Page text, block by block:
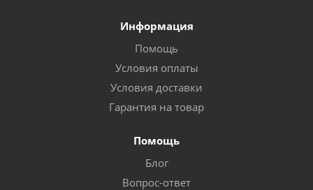
Информация
Помощь
Условия оплаты
Условия доставки
Гарантия на товар
Помощь
Блог
Вопрос-ответ